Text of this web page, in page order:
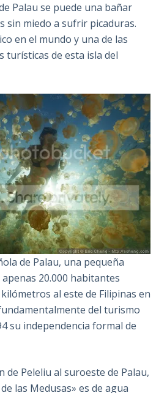
Palau se puede una bañar
sin miedo a sufrir picaduras.
en el mundo y una de las
turísticas de esta isla del
de Palau, una pequeña
20.000 habitantes
al este de Filipinas en
del turismo
su independencia formal de
de Peleliu al suroeste de Palau,
las Medusas» es de agua